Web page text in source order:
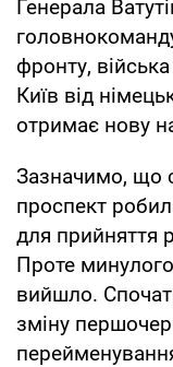
Генерала
фронту,
Київ від
отримає нову
Зазначимо, що
проспект
для прийняття
Проте
вийшло.
зміну